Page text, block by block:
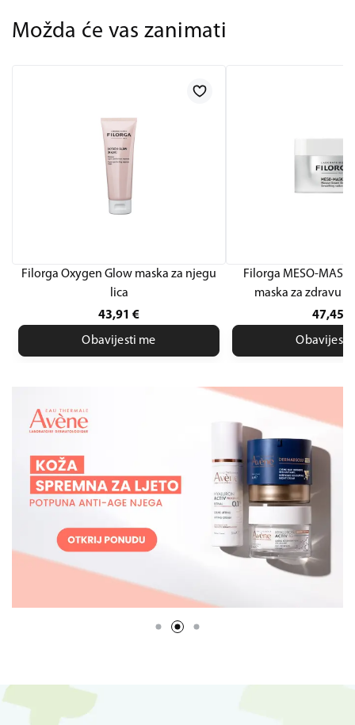
Možda će vas zanimati
Filorga Oxygen Glow maska za njegu
lica
43,91 €
Obavijesti me
Filorga MESO-
maska za zdravu i
47,45
Obavijesti